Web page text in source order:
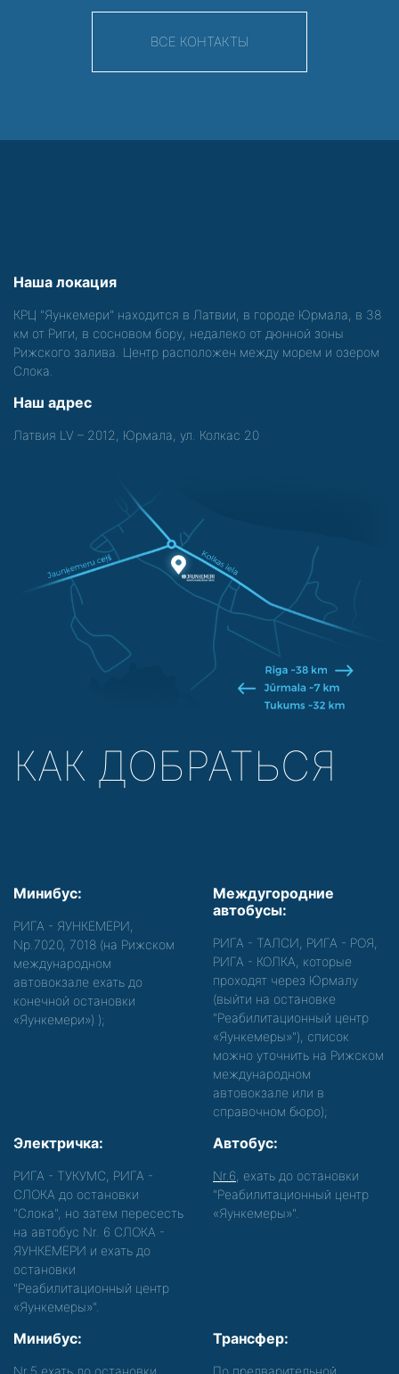
ВСЕ КОНТАКТЫ
Наша локация
КРЦ "Яункемери" находится в Латвии, в городе Юрмала, в 38
км от Риги, в сосновом бору, недалеко от дюнной зоны
Рижского залива. Центр расположен между морем и озером
Слока.
Наш адрес
Латвия LV – 2012, Юрмала, ул. Колкас 20
КАК ДОБРАТЬСЯ
Минибус:
РИГА - ЯУНКЕМЕРИ,
Nр.7020, 7018 (на Рижском
международном
автовокзале ехать до
конечной остановки
«Яункемери») );
Междугородние
автобусы:
РИГА - ТАЛСИ, РИГА - РОЯ,
РИГА - КОЛКА, которые
проходят через Юрмалу
(выйти на остановке
"Реабилитационный центр
«Яункемеры»"), список
можно уточнить на Рижском
международном
автовокзале или в
справочном бюро);
Электричка:
РИГА - ТУКУМС, РИГА -
СЛОКА до остановки
"Слока", но затем пересесть
на автобус Nr. 6 СЛОКА -
ЯУНКЕМЕРИ и ехать до
остановки
"Реабилитационный центр
«Яункемеры»".
Автобус:
Nr.6 , ехать до остановки
"Реабилитационный центр
«Яункемеры»".
Минибус:
Nr.5 ,ехать до остановки
Трансфер:
По предварительной